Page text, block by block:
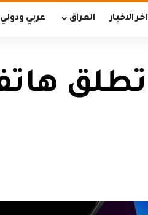
اخر الاخبار العراق عربي ودولي